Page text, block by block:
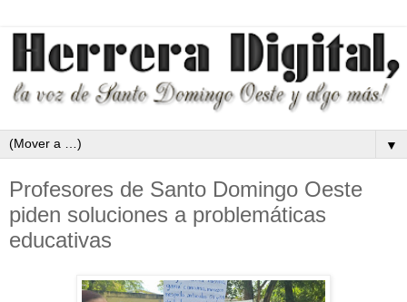
▼
Profesores de Santo Domingo Oeste
piden soluciones a problemáticas
educativas